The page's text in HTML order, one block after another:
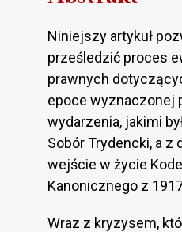
Niniejszy artykuł
prześledzić proces
prawnych
epoce wyznaczonej
wydarzenia, jakimi
Sobór Trydencki, a z
wejście w życie
Kanonicznego z
Wraz z kryzysem,